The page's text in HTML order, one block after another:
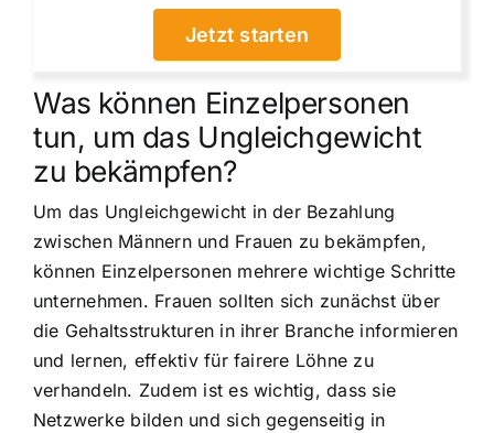
Jetzt starten
Was können Einzelpersonen
tun, um das Ungleichgewicht
zu bekämpfen?
Um das Ungleichgewicht in der Bezahlung
zwischen Männern und Frauen zu bekämpfen,
können Einzelpersonen mehrere wichtige Schritte
unternehmen. Frauen sollten sich zunächst über
die Gehaltsstrukturen in ihrer Branche informieren
und lernen, effektiv für fairere Löhne zu
verhandeln. Zudem ist es wichtig, dass sie
Netzwerke bilden und sich gegenseitig in